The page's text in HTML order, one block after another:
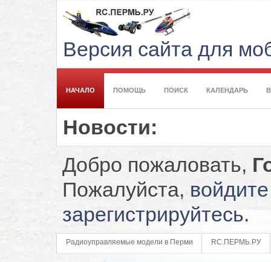
Версия сайта для
НАЧАЛО ПОМОЩЬ ПОИСК КАЛЕНДАРЬ
Новости:
Добро пожаловать,
Пожалуйста, войдите
зарегистрируйтесь.
Радиоуправляемые модели в Перми RC.ПЕРМЬ.РУ